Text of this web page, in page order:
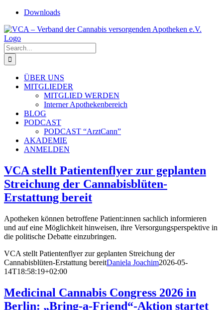
Skip
content
Downloads
Search
for:
ÜBER UNS
MITGLIEDER
MITGLIED WERDEN
Interner Apothekenbereich
BLOG
PODCAST
PODCAST “ArztCann”
AKADEMIE
ANMELDEN
VCA stellt Patientenflyer zur geplanten
Streichung der Cannabisblüten-
Erstattung bereit
Apotheken können betroffene Patient:innen sachlich informieren
und auf eine Möglichkeit hinweisen, ihre Versorgungsperspektive in
die politische Debatte einzubringen.
VCA stellt Patientenflyer zur geplanten Streichung der
Cannabisblüten-Erstattung bereitDaniela Joachim2026-05-
14T18:58:19+02:00
Medicinal Cannabis Congress 2026 in
Berlin: „Bring-a-Friend“-Aktion startet